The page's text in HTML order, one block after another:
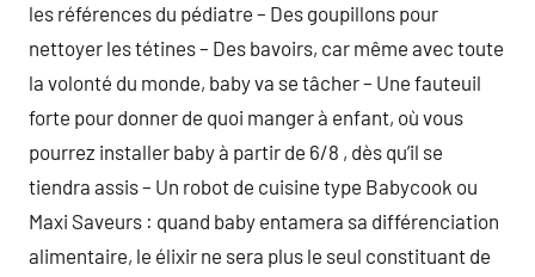
les références du pédiatre – Des goupillons pour
nettoyer les tétines – Des bavoirs, car même avec toute
la volonté du monde, baby va se tâcher – Une fauteuil
forte pour donner de quoi manger à enfant, où vous
pourrez installer baby à partir de 6/8 , dès qu’il se
tiendra assis – Un robot de cuisine type Babycook ou
Maxi Saveurs : quand baby entamera sa différenciation
alimentaire, le élixir ne sera plus le seul constituant de